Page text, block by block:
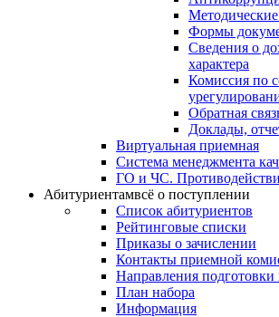
Формы
Сведения о
характера
Комиссия по
Обратная
Доклады,
Виртуальная приемная
Система менеджмента
ГО и ЧС.
Абитуриентамвсё о поступлении
Список абитуриентов
Рейтинговые списки
Приказы о зачислении
Контакты приемной
Направления подготовки
План набора
Информация